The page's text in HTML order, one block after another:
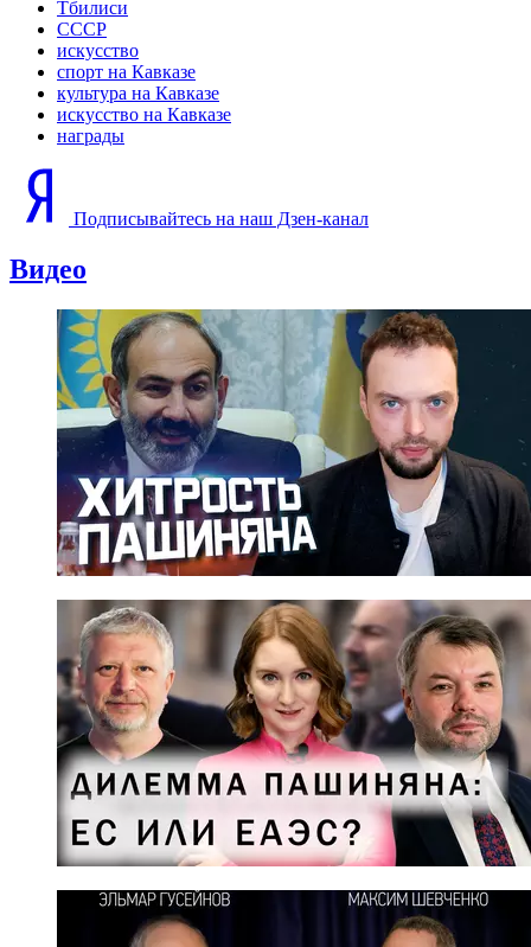
Тбилиси
СССР
искусство
спорт на Кавказе
культура на Кавказе
искусство на Кавказе
награды
Подписывайтесь на наш Дзен-канал
Видео